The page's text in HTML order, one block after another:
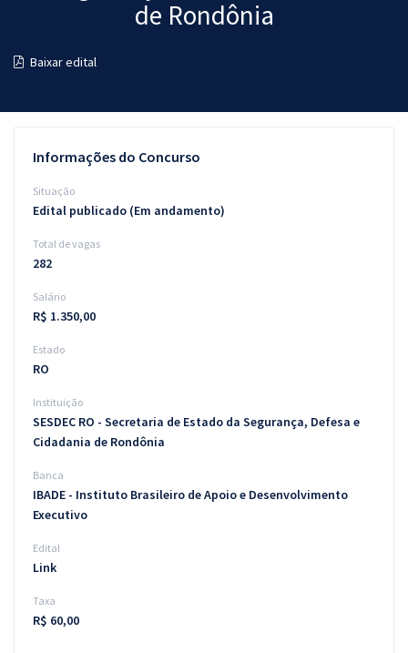
Graduação
Questões grátis
Blog
Aprovados
Atendimento
de Rondônia
Baixar edital
Informações do Concurso
Situação
Edital publicado (Em andamento)
Total de vagas
282
Salário
R$ 1.350,00
Estado
RO
Instituição
SESDEC RO - Secretaria de Estado da Segurança, Defesa e
Cidadania de Rondônia
Banca
IBADE - Instituto Brasileiro de Apoio e Desenvolvimento
Executivo
Edital
Link
Taxa
R$ 60,00